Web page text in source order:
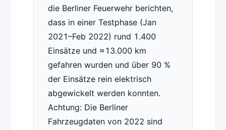
die Berliner Feuerwehr berichten,
dass in einer Testphase (Jan
2021–Feb 2022) rund 1.400
Einsätze und ≈13.000 km
gefahren wurden und über 90 %
der Einsätze rein elektrisch
abgewickelt werden konnten.
Achtung: Die Berliner
Fahrzeugdaten von 2022 sind